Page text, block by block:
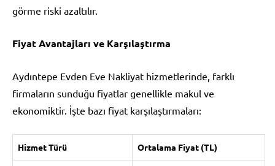
görme riski azaltılır.
Fiyat Avantajları ve Karşılaştırma
Aydıntepe Evden Eve Nakliyat hizmetlerinde, farklı
firmaların sunduğu fiyatlar genellikle makul ve
ekonomiktir. İşte bazı fiyat karşılaştırmaları:
Hizmet Türü Ortalama Fiyat (TL)